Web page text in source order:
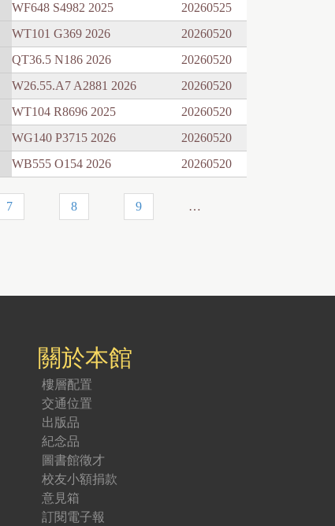
WF648 S4982 2025
20260525
WT101 G369 2026
20260520
QT36.5 N186 2026
20260520
W26.55.A7 A2881 2026
20260520
WT104 R8696 2025
20260520
WG140 P3715 2026
20260520
WB555 O154 2026 20260520
7 8 9
…
關於本館
樓層配置
交通位置
出版品
紀念品
圖書館徵才
校友小額捐款
意見箱
訂閱電子報